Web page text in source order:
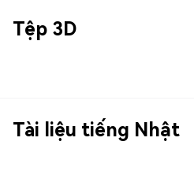
Tệp 3D
Tài liệu tiếng Nhật